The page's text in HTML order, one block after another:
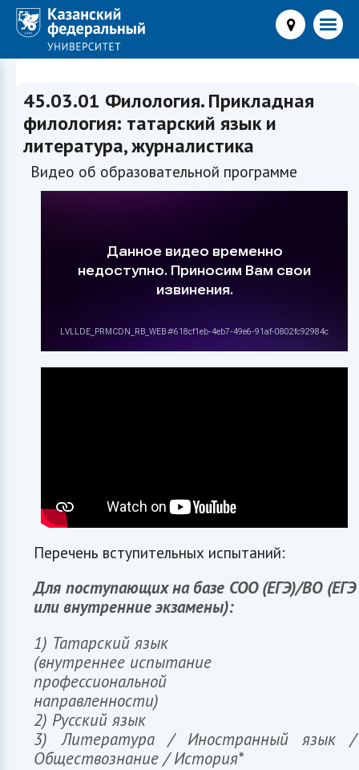
45.03.01 Филология. Прикладная
филология: татарский язык и
литература, журналистика
Видео об образовательной программе
Перечень вступительных испытаний:
Для поступающих на базе СОО (ЕГЭ)/ВО (ЕГЭ
или внутренние экзамены):
1) Татарский язык
(внутреннее испытание
профессиональной
направленности)
2) Русский язык
3) Литература / Иностранный язык /
Обществознание /История*